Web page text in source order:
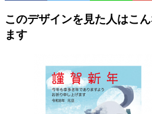
このデザインを見た人はこ
ます